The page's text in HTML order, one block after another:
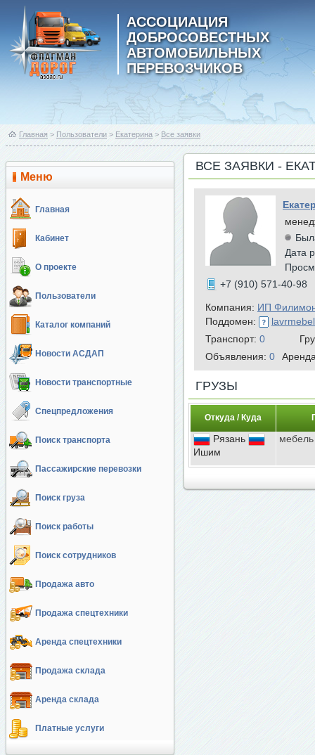
АССОЦИАЦИЯ
ДОБРОСОВЕСТНЫХ
АВТОМОБИЛЬНЫХ
ПЕРЕВОЗЧИКОВ
Главная > Пользователи > Екатерина > Все заявки
Меню
Главная
Кабинет
О проекте
Пользователи
Каталог компаний
Новости АСДАП
Новости транспортные
Спецпредложения
Поиск транспорта
Пассажирские перевозки
Поиск груза
Поиск работы
Поиск сотрудников
Продажа авто
Продажа спецтехники
Аренда спецтехники
Продажа склада
Аренда склада
Платные услуги
ВСЕ ЗАЯВКИ -
Дата
+7 (910) 571-40-98
Компания: ИП
Поддомен:
Транспорт: 0
Объявления: 0
ГРУЗЫ
Откуда / Куда
Рязань
Ишим
мебель